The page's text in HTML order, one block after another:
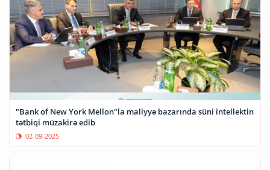
"Bank of New York Mellon"la maliyyə bazarında süni intellektin
tətbiqi müzakirə edib
02-09-2025